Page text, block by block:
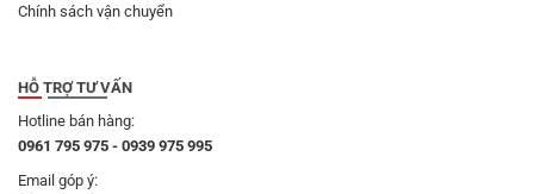
Chính sách vận chuyển
HỖ TRỢ TƯ VẤN
Hotline bán hàng:
0961 795 975 - 0939 975 995
Email góp ý: